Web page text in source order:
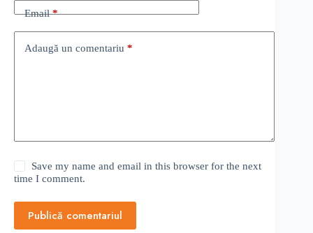
Email*
Adaugă un comentariu *
Save my name and email in this browser for the next
time I comment.
Publică comentariul